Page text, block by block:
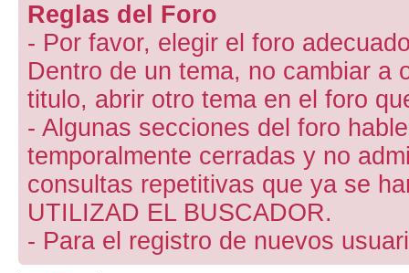
Reglas del Foro
- Por favor, elegir el foro
Dentro de un tema, no cambiar a
titulo, abrir otro tema en el foro
- Algunas secciones del foro
temporalmente cerradas y no
consultas repetitivas que ya se
UTILIZAD EL BUSCADOR.
- Para el registro de nuevos